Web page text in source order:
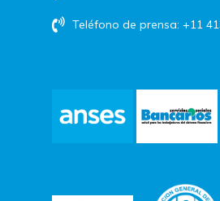
Teléfono de prensa: +11